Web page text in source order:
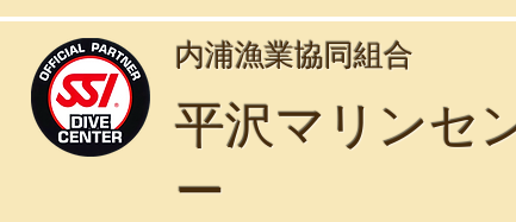
​内浦漁業協同組合
平沢マリンセ
ー